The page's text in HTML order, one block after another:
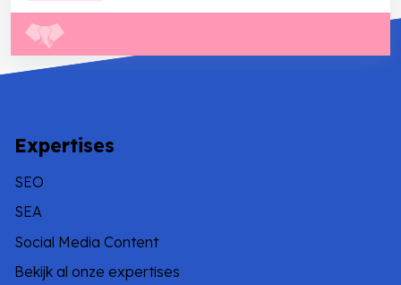
Expertises
SEO
SEA
Social Media Content
Bekijk al onze expertises